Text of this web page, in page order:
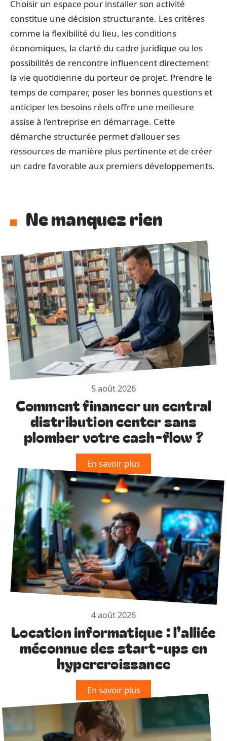
Choisir un espace pour installer son activité
constitue une décision structurante. Les critères
comme la flexibilité du lieu, les conditions
économiques, la clarté du cadre juridique ou les
possibilités de rencontre influencent directement
la vie quotidienne du porteur de projet. Prendre le
temps de comparer, poser les bonnes questions et
anticiper les besoins réels offre une meilleure
assise à l’entreprise en démarrage. Cette
démarche structurée permet d’allouer ses
ressources de manière plus pertinente et de créer
un cadre favorable aux premiers développements.
Ne manquez rien
5 août 2026
Comment financer un central
distribution center sans
plomber votre cash-flow ?
En savoir plus
4 août 2026
Location informatique : l’alliée
méconnue des start-ups en
hypercroissance
En savoir plus